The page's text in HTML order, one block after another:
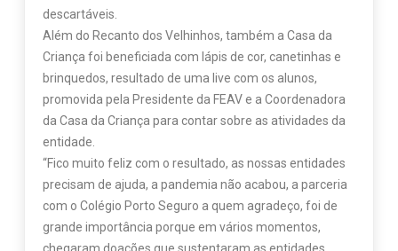
descartáveis.
Além do Recanto dos Velhinhos, também a Casa da
Criança foi beneficiada com lápis de cor, canetinhas e
brinquedos, resultado de uma live com os alunos,
promovida pela Presidente da FEAV e a Coordenadora
da Casa da Criança para contar sobre as atividades da
entidade.
“Fico muito feliz com o resultado, as nossas entidades
precisam de ajuda, a pandemia não acabou, a parceria
com o Colégio Porto Seguro a quem agradeço, foi de
grande importância porque em vários momentos,
chegaram doações que sustentaram as entidades